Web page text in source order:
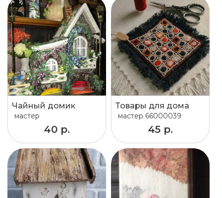
Чайный домик
мастер
40 р.
Товары для дома
мастер 66000039
45 р.